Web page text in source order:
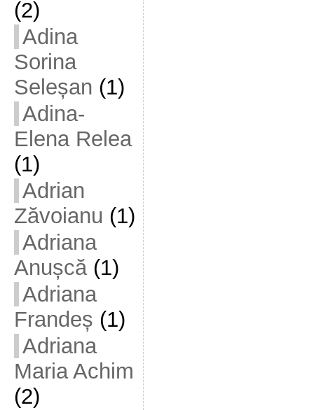
(2)
Adina
Sorina
Seleșan (1)
Adina-
Elena Relea
(1)
Adrian
Zăvoianu (1)
Adriana
Anușcă(1)
Adriana
Frandeș (1)
Adriana
Maria Achim
(2)